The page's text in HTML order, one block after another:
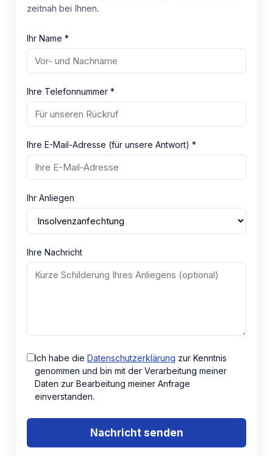
zeitnah bei Ihnen.
Ihr Name *
Ihre Telefonnummer *
Ihre E-Mail-Adresse (für unsere Antwort) *
Ihr Anliegen
Ihre Nachricht
Ich habe die Datenschutzerklärung zur Kenntnis
genommen und bin mit der Verarbeitung meiner
Daten zur Bearbeitung meiner Anfrage
einverstanden.
Nachricht senden